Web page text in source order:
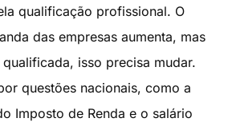
qualificação profissional. O
das empresas aumenta, mas
isso precisa mudar.
questões nacionais, como a
Imposto de Renda e o salário